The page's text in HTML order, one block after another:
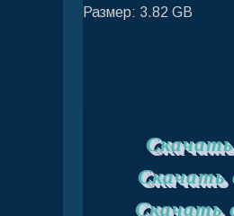
Размер: 3.82 GB
Скачать
Скачать